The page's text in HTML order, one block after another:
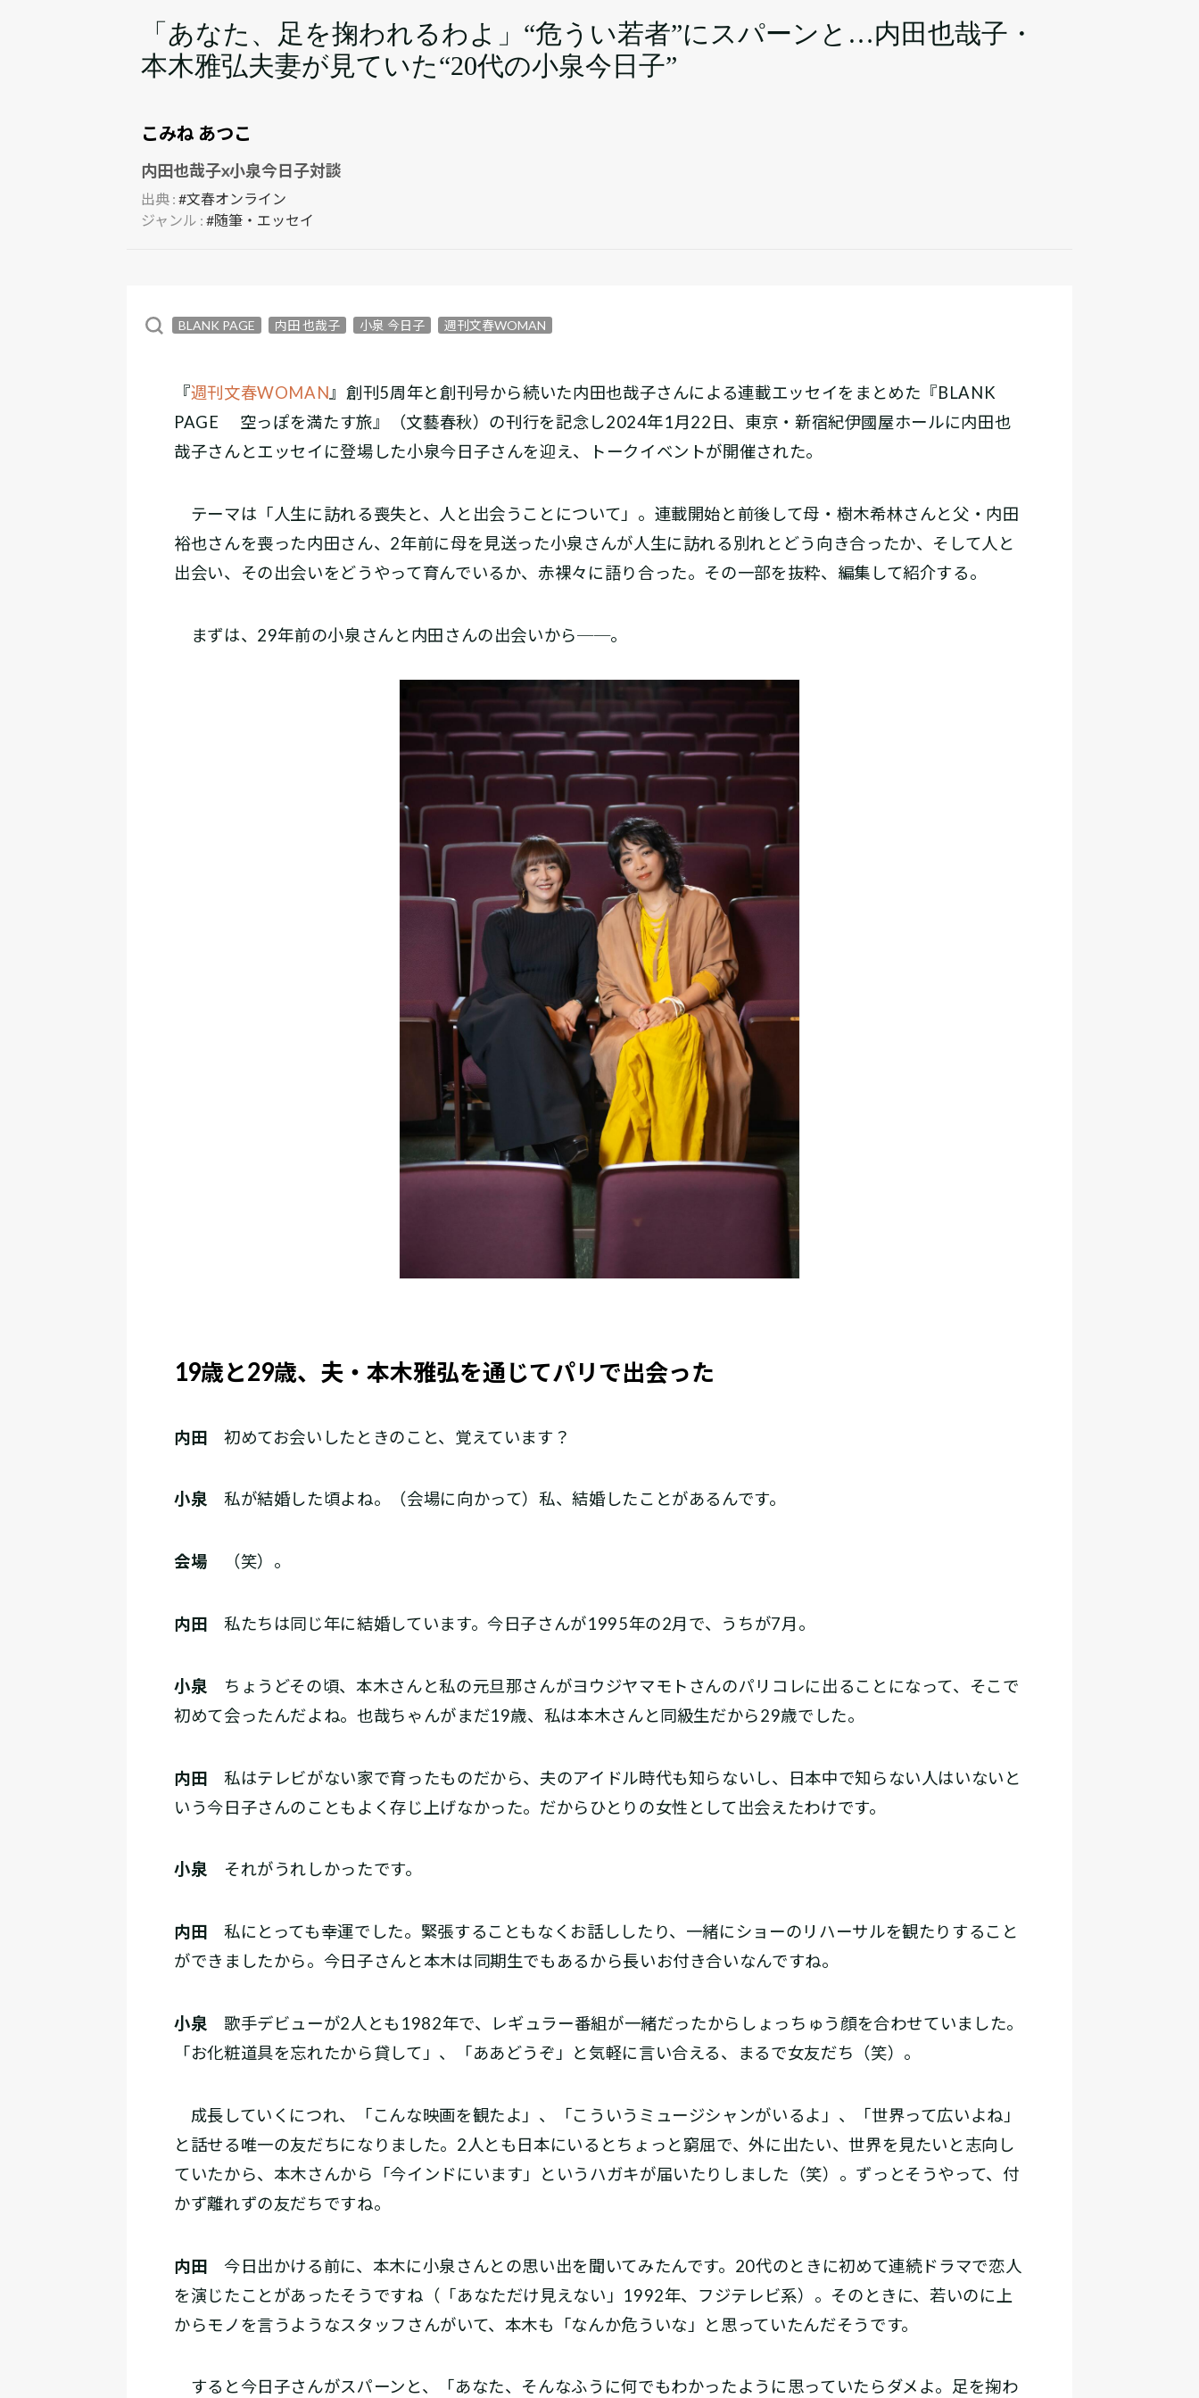
「あなた、足を掬われるわよ」“危うい若者”にスパーンと…内田也哉子・
本木雅弘夫妻が見ていた“20代の小泉今日子”
こみね あつこ
内田也哉子x小泉今日子対談
出典 : #文春オンライン
ジャンル : #随筆・エッセイ
BLANK PAGE 内田 也哉子 小泉 今日子 週刊文春WOMAN
『週刊文春WOMAN 』創刊5周年と創刊号から続いた内田也哉子さんによる連載エッセイをまとめた『BLANK
PAGE 空っぽを満たす旅』（文藝春秋）の刊行を記念し2024年1月22日、東京・新宿紀伊國屋ホールに内田也
哉子さんとエッセイに登場した小泉今日子さんを迎え、トークイベントが開催された。
テーマは「人生に訪れる喪失と、人と出会うことについて」。連載開始と前後して母・樹木希林さんと父・内田
裕也さんを喪った内田さん、2年前に母を見送った小泉さんが人生に訪れる別れとどう向き合ったか、そして人と
出会い、その出会いをどうやって育んでいるか、赤裸々に語り合った。その一部を抜粋、編集して紹介する。
まずは、29年前の小泉さんと内田さんの出会いから──。
19歳と29歳、夫・本木雅弘を通じてパリで出会った
内田 初めてお会いしたときのこと、覚えています？
小泉 私が結婚した頃よね。（会場に向かって）私、結婚したことがあるんです。
会場 （笑）。
内田 私たちは同じ年に結婚しています。今日子さんが1995年の2月で、うちが7月。
小泉 ちょうどその頃、本木さんと私の元旦那さんがヨウジヤマモトさんのパリコレに出ることになって、そこで
初めて会ったんだよね。也哉ちゃんがまだ19歳、私は本木さんと同級生だから29歳でした。
内田 私はテレビがない家で育ったものだから、夫のアイドル時代も知らないし、日本中で知らない人はいないと
いう今日子さんのこともよく存じ上げなかった。だからひとりの女性として出会えたわけです。
小泉 それがうれしかったです。
内田 私にとっても幸運でした。緊張することもなくお話ししたり、一緒にショーのリハーサルを観たりすること
ができましたから。今日子さんと本木は同期生でもあるから長いお付き合いなんですね。
小泉 歌手デビューが2人とも1982年で、レギュラー番組が一緒だったからしょっちゅう顔を合わせていました。
「お化粧道具を忘れたから貸して」、「ああどうぞ」と気軽に言い合える、まるで女友だち（笑）。
成長していくにつれ、「こんな映画を観たよ」、「こういうミュージシャンがいるよ」、「世界って広いよね」
と話せる唯一の友だちになりました。2人とも日本にいるとちょっと窮屈で、外に出たい、世界を見たいと志向し
ていたから、本木さんから「今インドにいます」というハガキが届いたりしました（笑）。ずっとそうやって、付
かず離れずの友だちですね。
内田 今日出かける前に、本木に小泉さんとの思い出を聞いてみたんです。20代のときに初めて連続ドラマで恋人
を演じたことがあったそうですね（「あなただけ見えない」1992年、フジテレビ系）。そのときに、若いのに上
からモノを言うようなスタッフさんがいて、本木も「なんか危ういな」と思っていたんだそうです。
すると今日子さんがスパーンと、「あなた、そんなふうに何でもわかったように思っていたらダメよ。足を掬わ